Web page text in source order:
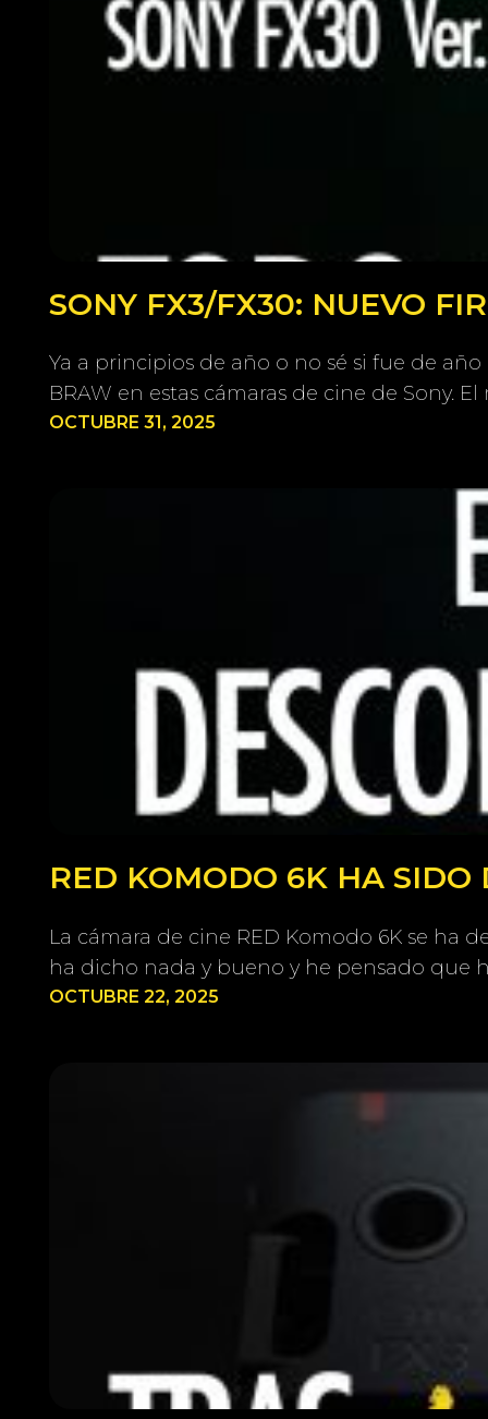
SONY FX3/FX30: NUEVO
Ya a principios de año o no sé si fue de
BRAW en estas cámaras de cine de Sony.
OCTUBRE 31, 2025
RED KOMODO 6K HA SIDO
La cámara de cine RED Komodo 6K se ha
ha dicho nada y bueno y he pensado que
OCTUBRE 22, 2025